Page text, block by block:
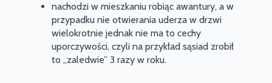
nachodzi w mieszkaniu robiąc awantury, a w
przypadku nie otwierania uderza w drzwi
wielokrotnie jednak nie ma to cechy
uporczywości, czyli na przykład sąsiad zrobił
to „zaledwie” 3 razy w roku.